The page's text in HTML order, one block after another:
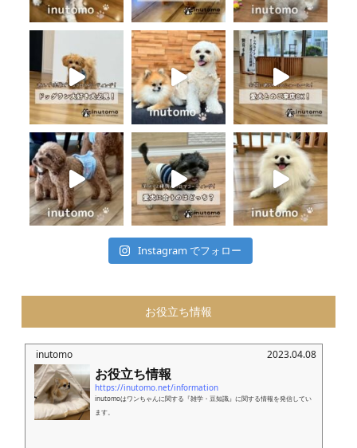
Instagram でフォロー
お役立ち情報
inutomo 2023.04.08
お役立ち情報
https://inutomo.net/information
inutomoはワンちゃんに関する『雑学・豆知識』に関する情報を発信してい
ます。